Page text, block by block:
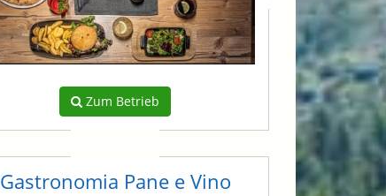
Zum Betrieb
Gastronomia Pane e Vino